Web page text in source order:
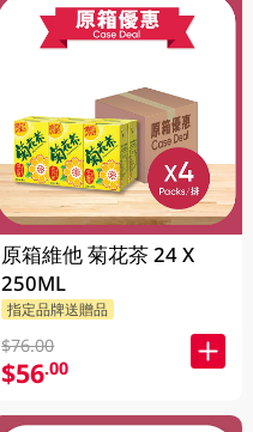
原箱維他 菊花茶 24 X
250ML
指定品牌送贈品
$76.00
$56.00